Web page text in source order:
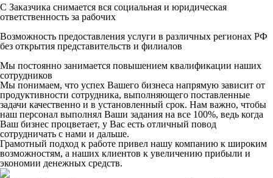
С Заказчика снимается вся социальная и юридическая
ответственность за рабочих
Возможность предоставления услуги в различных регионах РФ
без открытия представительств и филиалов
Мы постоянно занимается повышением квалификации наших
сотрудников
Мы понимаем, что успех Вашего бизнеса напрямую зависит от
продуктивности сотрудника, выполняющего поставленные
задачи качественно и в установленный срок. Нам важно, чтобы
наш персонал выполнял Ваши задания на все 100%, ведь когда
Ваш бизнес процветает, у Вас есть отличный повод
сотрудничать с нами и дальше.
Грамотный подход к работе привел нашу компанию к широким
возможностям, а наших клиентов к увеличению прибыли и
экономии денежных средств.